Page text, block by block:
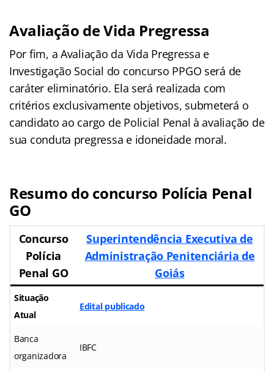
Avaliação de Vida Pregressa
Por fim, a Avaliação da Vida Pregressa e
Investigação Social do concurso PPGO será de
caráter eliminatório. Ela será realizada com
critérios exclusivamente objetivos, submeterá o
candidato ao cargo de Policial Penal à avaliação de
sua conduta pregressa e idoneidade moral.
Resumo do concurso Polícia Penal
GO
Concurso
Polícia
Penal GO
Superintendência Executiva de
Administração Penitenciária de
Goiás
Situação
Atual
Edital publicado
Banca
organizadora
IBFC